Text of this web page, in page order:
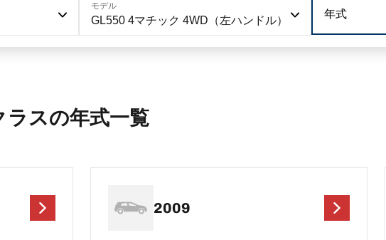
モデル
GL550 4マチック 4WD（左ハンドル）
年式
スの年式一覧
2009